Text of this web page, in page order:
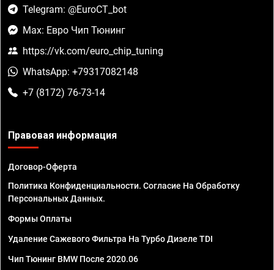
Telegram: @EuroCT_bot
Max: Евро Чип Тюнинг
https://vk.com/euro_chip_tuning
WhatsApp: +79317082148
+7 (8172) 76-73-14
Правовая информация
Договор-Оферта
Политика Конфиденциальности. Согласие На Обработку
Персональных Данных.
Формы Оплаты
Удаление Сажевого Фильтра На Турбо Дизеле TDI
Чип Тюнинг BMW После 2020.06